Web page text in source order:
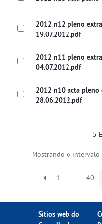
2012 n12 pleno
19.07.2012.pdf
2012 n11 pleno
04.07.2012.pdf
2012 n10 acta pleno
28.06.2012.pdf
5
Mostrando o intervalo
1 ... 40
Sitios web do